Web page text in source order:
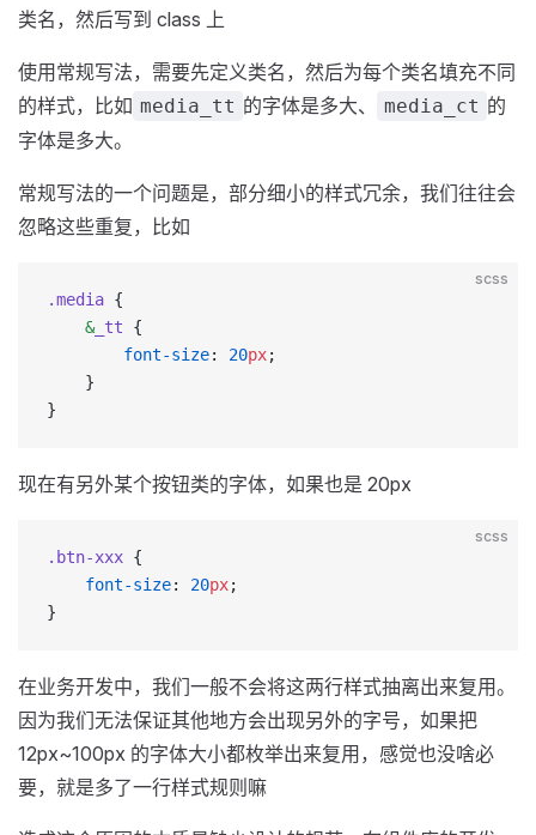
类名，然后写到 class 上
使用常规写法，需要先定义类名，然后为每个类名填充不同
的样式，比如 media_tt 的字体是多大、 media_ct 的
字体是多大。
常规写法的一个问题是，部分细小的样式冗余，我们往往会
忽略这些重复，比如
scss
.media {
    &
_tt {
        font-size
: 20px;
    }
}
现在有另外某个按钮类的字体，如果也是 20px
scss
.btn-xxx {
    font-size
: 20px;
}
在业务开发中，我们一般不会将这两行样式抽离出来复用。
因为我们无法保证其他地方会出现另外的字号，如果把
12px~100px 的字体大小都枚举出来复用，感觉也没啥必
要，就是多了一行样式规则嘛